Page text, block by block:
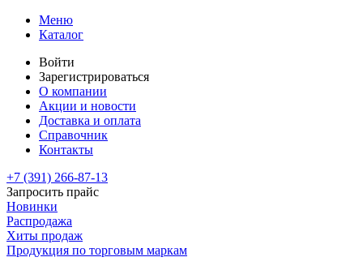
Меню
Каталог
Войти
Зарегистрироваться
О компании
Акции и новости
Доставка и оплата
Справочник
Контакты
+7 (391) 266-87-13
Запросить прайс
Новинки
Распродажа
Хиты продаж
Продукция по торговым маркам